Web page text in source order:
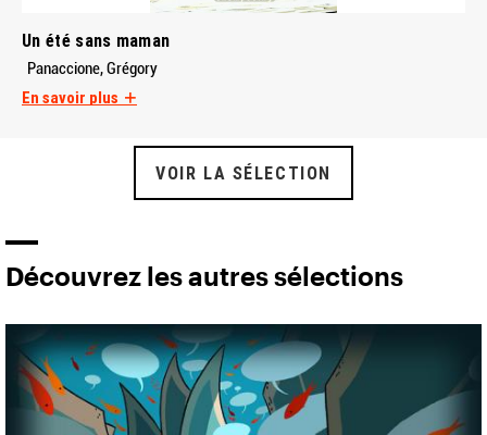
Un été sans maman
Panaccione, Grégory
En savoir plus
VOIR LA SÉLECTION
Découvrez les autres sélections